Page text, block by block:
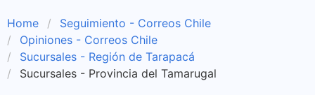
Home
Seguimiento - Correos Chile
Opiniones - Correos Chile
Sucursales - Región de Tarapacá
Sucursales - Provincia del Tamarugal